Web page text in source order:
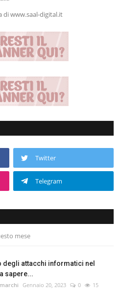
di www.saal-digital.it
Twitter
Telegram
mese
degli attacchi informatici nel
sapere...
Gennaio 20, 2023 0 15